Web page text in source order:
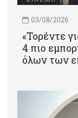
03/08/2026
«Τορέντε
4 πιο
όλων των